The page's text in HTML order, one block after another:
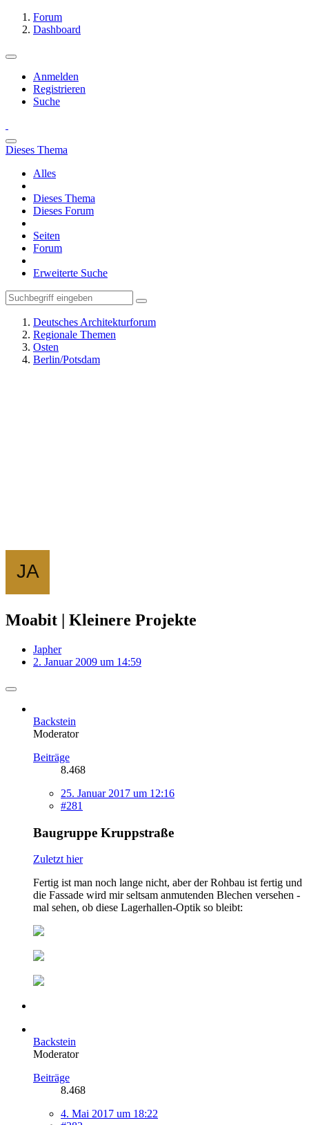
Forum
Dashboard
Anmelden
Registrieren
Suche
Dieses Thema
Alles
Dieses Thema
Dieses Forum
Seiten
Forum
Erweiterte Suche
Deutsches Architekturforum
Regionale Themen
Osten
Berlin/Potsdam
Moabit | Kleinere Projekte
Japher
2. Januar 2009 um 14:59
Backstein
Moderator
Beiträge
8.468
25. Januar 2017 um 12:16
#281
Baugruppe Kruppstraße
Zuletzt hier
Fertig ist man noch lange nicht, aber der Rohbau ist fertig und
die Fassade wird mir seltsam anmutenden Blechen versehen -
mal sehen, ob diese Lagerhallen-Optik so bleibt:
Backstein
Moderator
Beiträge
8.468
4. Mai 2017 um 18:22